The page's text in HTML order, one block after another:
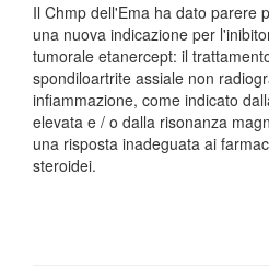
Il Chmp dell'Ema ha dato parere
una nuova indicazione per
tumorale etanercept: il
spondiloartrite assiale non
infiammazione, come indicato
elevata e / o dalla risonanza
una risposta inadeguata ai
steroidei.